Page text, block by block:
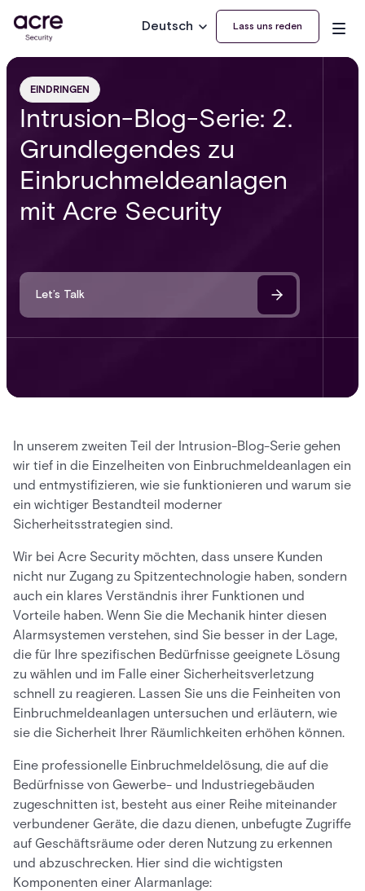
Deutsch Lass uns reden
EINDRINGEN
Intrusion-Blog-Serie: 2.
Grundlegendes zu
Einbruchmeldeanlagen
mit Acre Security
Let’s Talk
In unserem zweiten Teil der Intrusion-Blog-Serie gehen
wir tief in die Einzelheiten von Einbruchmeldeanlagen ein
und entmystifizieren, wie sie funktionieren und warum sie
ein wichtiger Bestandteil moderner
Sicherheitsstrategien sind.
Wir bei Acre Security möchten, dass unsere Kunden
nicht nur Zugang zu Spitzentechnologie haben, sondern
auch ein klares Verständnis ihrer Funktionen und
Vorteile haben. Wenn Sie die Mechanik hinter diesen
Alarmsystemen verstehen, sind Sie besser in der Lage,
die für Ihre spezifischen Bedürfnisse geeignete Lösung
zu wählen und im Falle einer Sicherheitsverletzung
schnell zu reagieren. Lassen Sie uns die Feinheiten von
Einbruchmeldeanlagen untersuchen und erläutern, wie
sie die Sicherheit Ihrer Räumlichkeiten erhöhen können.
Eine professionelle Einbruchmeldelösung, die auf die
Bedürfnisse von Gewerbe- und Industriegebäuden
zugeschnitten ist, besteht aus einer Reihe miteinander
verbundener Geräte, die dazu dienen, unbefugte Zugriffe
auf Geschäftsräume oder deren Nutzung zu erkennen
und abzuschrecken. Hier sind die wichtigsten
Komponenten einer Alarmanlage: